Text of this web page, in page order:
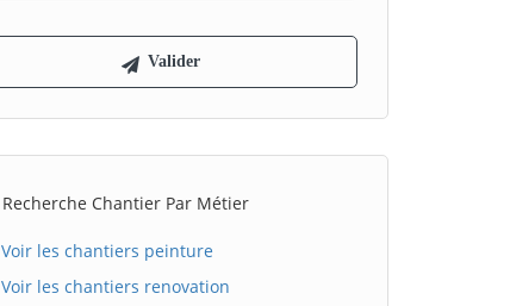
Recherche Chantier Par Métier
Voir les chantiers peinture
Voir les chantiers renovation